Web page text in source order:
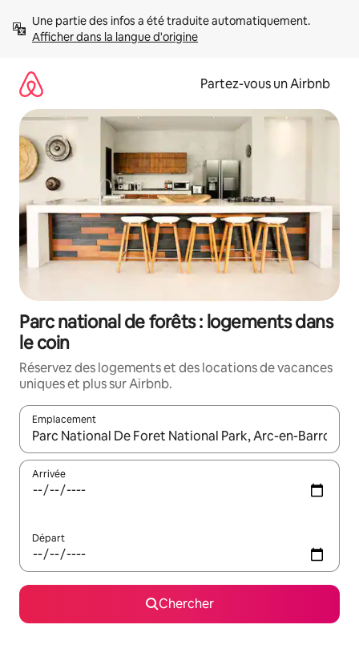
directement
Afficher dans la langue d'origine
Partez-vous un Airbnb
Parc national de forêts : logements dans
le coin
Réservez des logements et des locations de vacances
uniques et plus sur Airbnb.
Emplacement
Quand les résultats sont affichés, parcourez-les en utilisant
Arrivée
Départ
Chercher